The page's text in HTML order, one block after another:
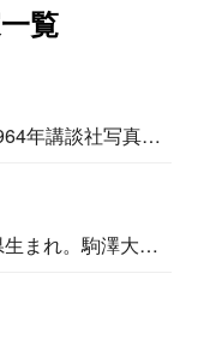
覧
年講談社写真部
まれ。駒澤大学